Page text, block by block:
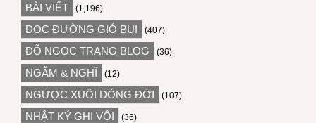
BÀI VIẾT (1,196)
DỌC ĐƯỜNG GIÓ BỤI (407)
ĐỖ NGỌC TRANG BLOG (36)
NGẪM & NGHĨ (12)
NGƯỢC XUÔI DÒNG ĐỜI (107)
NHẬT KÝ GHI VỘI (36)